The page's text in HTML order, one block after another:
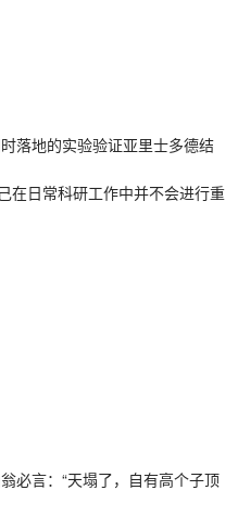
落地的实验验证亚里士多德结
在日常科研工作中并不会进行重
必言：“天塌了，自有高个子顶